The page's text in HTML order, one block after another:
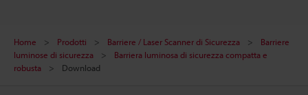
Home Prodotti Barriere / Laser Scanner di Sicurezza
Barriere
luminose di sicurezza
Barriera luminosa di sicurezza compatta e
robusta
Download